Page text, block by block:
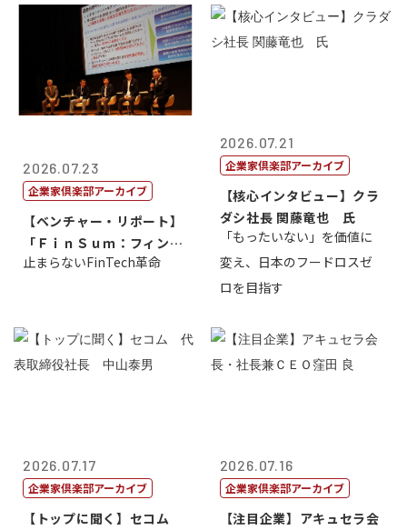
2026.07.23
企業家倶楽部アーカイブ
【ベンチャー・リポート】
「ＦｉｎＳｕｍ：フィンテ
ック・サミッ...
止まらないFinTech革命
2026.07.21
企業家倶楽部アーカイブ
【核心インタビュー】クラ
ダシ社長 関藤竜也 氏
「もったいない」を価値に
変え、日本のフードロスゼ
ロを目指す
2026.07.17
企業家倶楽部アーカイブ
【トップに聞く】セコム
2026.07.16
企業家倶楽部アーカイブ
【注目企業】アキュセラ会